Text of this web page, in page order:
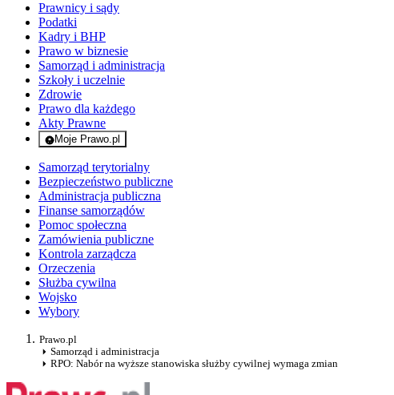
Prawnicy i sądy
Podatki
Kadry i BHP
Prawo w biznesie
Samorząd i administracja
Szkoły i uczelnie
Zdrowie
Prawo dla każdego
Akty Prawne
Moje Prawo.pl
- rejestracja i logowanie do serwisu
Samorząd terytorialny
Bezpieczeństwo publiczne
Administracja publiczna
Finanse samorządów
Pomoc społeczna
Zamówienia publiczne
Kontrola zarządcza
Orzeczenia
Służba cywilna
Wojsko
Wybory
Prawo.pl
Samorząd i administracja
RPO: Nabór na wyższe stanowiska służby cywilnej wymaga zmian